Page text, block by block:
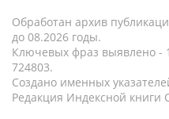
Обработан архив
до 08.2026 годы.
Ключевых фраз выявлено -
724803.
Создано именных
Редакция Индексной книги